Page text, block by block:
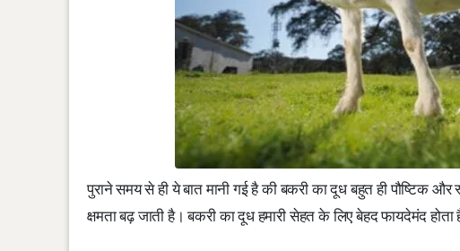
पुराने समय से ही ये बात मानी गई है की बकरी का दूध बहुत ही पौष्टिक
क्षमता बढ़ जाती है। बकरी का दूध हमारी सेहत के लिए बेहद फायदेमंद होता